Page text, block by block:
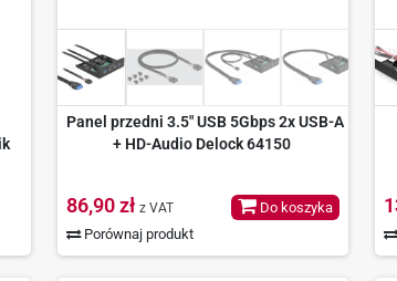
Panel przedni 3.5" USB 5Gbps 2x USB-A
+ HD-Audio Delock 64150
86,90 zł z VAT
Porównaj produkt
Do koszyka